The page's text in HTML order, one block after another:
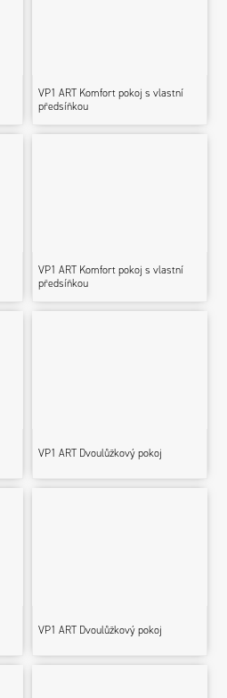
VP1 ART Komfort pokoj s vlastní
předsíňkou
VP1 ART Komfort pokoj s vlastní
předsíňkou
VP1 ART Dvoulůžkový pokoj
VP1 ART Dvoulůžkový pokoj